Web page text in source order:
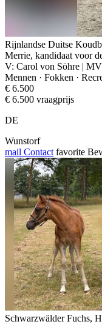
Rijnlandse Duitse
Merrie, kandidaat voor
V: Carol von Söhre |
Mennen · Fokken ·
€ 6.500
€ 6.500 vraagprijs
DE
Wunstorf
mail Contact favorite
Schwarzwälder Fuchs,